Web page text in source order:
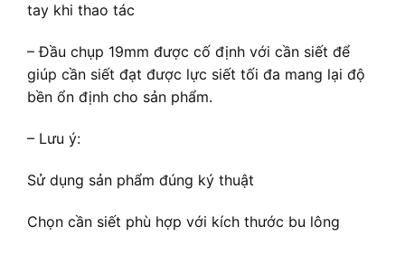
tay khi thao tác
– Đầu chụp 19mm được cố định với cần siết để
giúp cần siết đạt được lực siết tối đa mang lại độ
bền ổn định cho sản phẩm.
– Lưu ý:
Sử dụng sản phẩm đúng ký thuật
Chọn cần siết phù hợp với kích thước bu lông